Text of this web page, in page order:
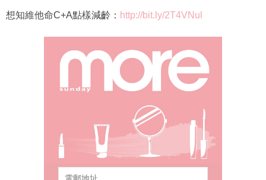
想知維他命C+A點樣減齡： http://bit.ly/2T4VNul